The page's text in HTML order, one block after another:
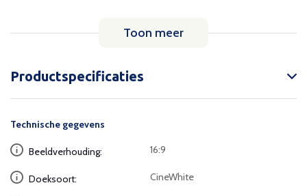
Toon meer
Productspecificaties
Technische gegevens
Beeldverhouding: 16:9
Doeksoort: CineWhite